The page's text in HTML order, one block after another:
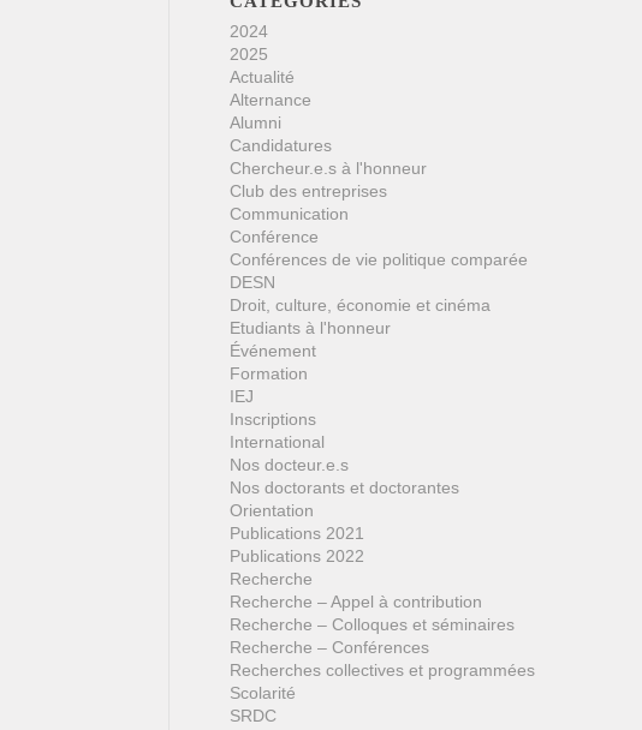
2024
2025
Actualité
Alternance
Alumni
Candidatures
Chercheur.e.s à l'honneur
Club des entreprises
Communication
Conférence
Conférences de vie politique comparée
DESN
Droit, culture, économie et cinéma
Etudiants à l'honneur
Événement
Formation
IEJ
Inscriptions
International
Nos docteur.e.s
Nos doctorants et doctorantes
Orientation
Publications 2021
Publications 2022
Recherche
Recherche – Appel à contribution
Recherche – Colloques et séminaires
Recherche – Conférences
Recherches collectives et programmées
Scolarité
SRDC